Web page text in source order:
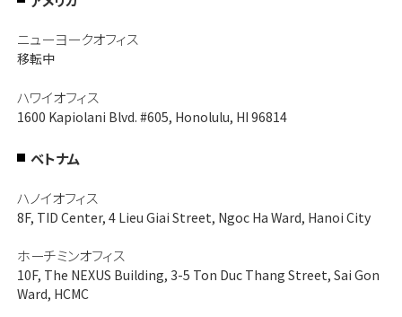
ニューヨークオフィス
移転中
ハワイオフィス
1600 Kapiolani Blvd. #605, Honolulu, HI 96814
ベトナム
ハノイオフィス
8F, TID Center, 4 Lieu Giai Street, Ngoc Ha Ward, Hanoi City
ホーチミンオフィス
10F, The NEXUS Building, 3-5 Ton Duc Thang Street, Sai Gon
Ward, HCMC